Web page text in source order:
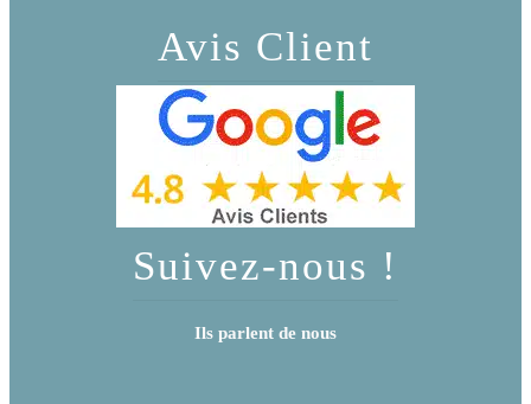
Avis Client
Suivez-nous !
Ils parlent de nous